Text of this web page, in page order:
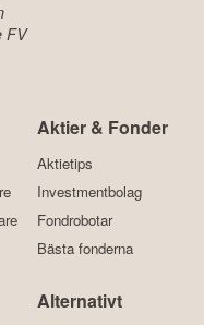
FV
Aktier & Fonder
Aktietips
Investmentbolag
Fondrobotar
Bästa fonderna
Alternativt